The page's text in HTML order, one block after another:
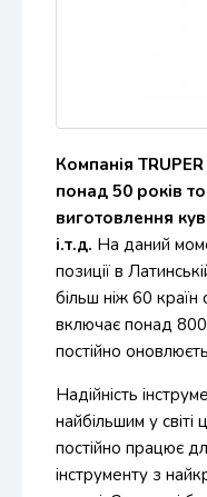
Компанія
понад 50 років
виготовлення
і.т.д. На даний
позиції в
більш ніж 60 країн
включає понад
постійно
Надійність
найбільшим у світі
постійно працює
інструменту з